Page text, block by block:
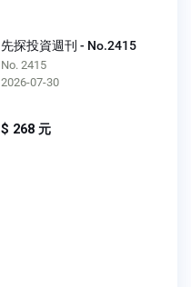
先探投資週刊 - No.2415
No. 2415
2026-07-30
$ 268 元